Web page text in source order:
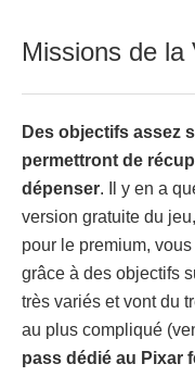
Missions de la
Des objectifs assez
permettront de
dépenser. Il y en a
version gratuite du
pour le premium,
grâce à des objectifs
très variés et vont du
au plus compliqué
pass dédié au Pixar